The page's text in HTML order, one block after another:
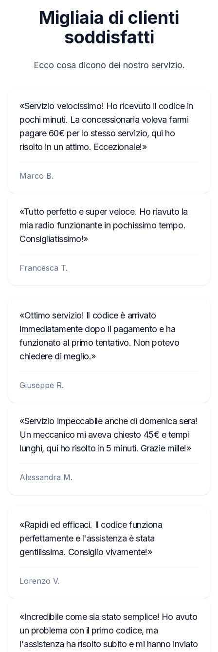
TVPQN14640E50V
T00AM2221T0368
T19QN202213382
6802BD061074902
T0012010272666
TQN1882123EA
W629
stimato verrà mostrato nel riepilogo
dell'ordine nel passaggio successivo.
Migliaia di clienti
soddisfatti
Ecco cosa dicono del nostro servizio.
Servizio velocissimo! Ho ricevuto il codice in
pochi minuti. La concessionaria voleva farmi
pagare 60€ per lo stesso servizio, qui ho
risolto in un attimo. Eccezionale!
Marco B.
Tutto perfetto e super veloce. Ho riavuto la
mia radio funzionante in pochissimo tempo.
Consigliatissimo!
Francesca T.
Ottimo servizio! Il codice è arrivato
immediatamente dopo il pagamento e ha
funzionato al primo tentativo. Non potevo
chiedere di meglio.
Giuseppe R.
Servizio impeccabile anche di domenica sera!
Un meccanico mi aveva chiesto 45€ e tempi
lunghi, qui ho risolto in 5 minuti. Grazie mille!
Alessandra M.
Rapidi ed efficaci. Il codice funziona
perfettamente e l'assistenza è stata
gentilissima. Consiglio vivamente!
Lorenzo V.
Incredibile come sia stato semplice! Ho avuto
un problema con il primo codice, ma
l'assistenza ha risolto subito e mi hanno inviato